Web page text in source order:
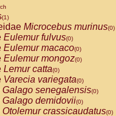
(1)
Microcebus murinus(0)
Eulemur fulvus(0)
Eulemur macaco(0)
Eulemur mongoz(0)
Lemur catta(0)
Varecia variegata(0)
Galago senegalensis(0)
Galago demidovii(0)
Otolemur crassicaudatus(0)